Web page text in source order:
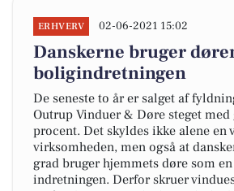
ERHVERV 02-06-2021 15:02
Danskerne bruger
boligindretningen
De seneste to år er salget af
Outrup Vinduer & Døre steget med
procent. Det skyldes ikke alene en
virksomheden, men også at
grad bruger hjemmets døre som
indretningen. Derfor skruer